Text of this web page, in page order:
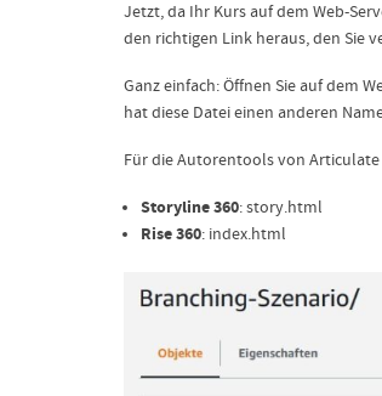
Jetzt, da Ihr Kurs auf dem Web-
den richtigen Link heraus, den Sie
Ganz einfach: Öffnen Sie auf dem
hat diese Datei einen anderen
Für die Autorentools von
Storyline 360: story.html
Rise 360: index.html